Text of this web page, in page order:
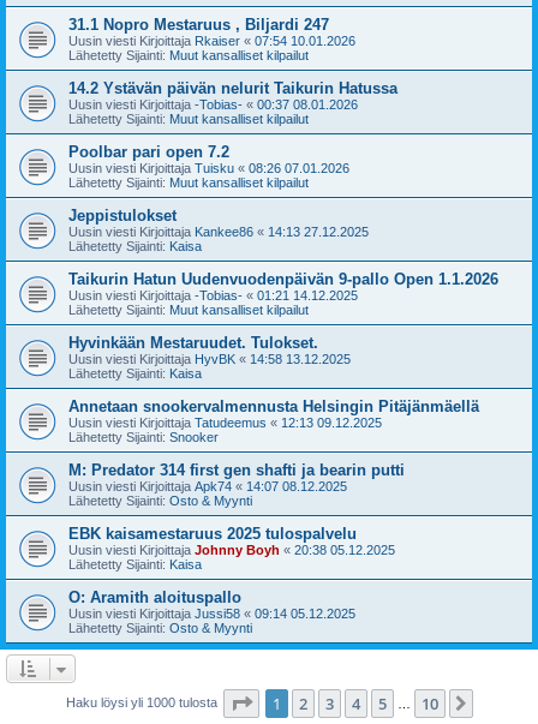
31.1 Nopro Mestaruus , Biljardi 247
Uusin viesti Kirjoittaja Rkaiser « 07:54 10.01.2026
Lähetetty Sijainti: Muut kansalliset kilpailut
14.2 Ystävän päivän nelurit Taikurin Hatussa
Uusin viesti Kirjoittaja -Tobias- « 00:37 08.01.2026
Lähetetty Sijainti: Muut kansalliset kilpailut
Poolbar pari open 7.2
Uusin viesti Kirjoittaja Tuisku « 08:26 07.01.2026
Lähetetty Sijainti: Muut kansalliset kilpailut
Jeppistulokset
Uusin viesti Kirjoittaja Kankee86 « 14:13 27.12.2025
Lähetetty Sijainti: Kaisa
Taikurin Hatun Uudenvuodenpäivän 9-pallo Open 1.1.2026
Uusin viesti Kirjoittaja -Tobias- « 01:21 14.12.2025
Lähetetty Sijainti: Muut kansalliset kilpailut
Hyvinkään Mestaruudet. Tulokset.
Uusin viesti Kirjoittaja HyvBK « 14:58 13.12.2025
Lähetetty Sijainti: Kaisa
Annetaan snookervalmennusta Helsingin Pitäjänmäellä
Uusin viesti Kirjoittaja Tatudeemus « 12:13 09.12.2025
Lähetetty Sijainti: Snooker
M: Predator 314 first gen shafti ja bearin putti
Uusin viesti Kirjoittaja Apk74 « 14:07 08.12.2025
Lähetetty Sijainti: Osto & Myynti
EBK kaisamestaruus 2025 tulospalvelu
Uusin viesti Kirjoittaja Johnny Boyh « 20:38 05.12.2025
Lähetetty Sijainti: Kaisa
O: Aramith aloituspallo
Uusin viesti Kirjoittaja Jussi58 « 09:14 05.12.2025
Lähetetty Sijainti: Osto & Myynti
Haku löysi yli 1000 tulosta Sivu /10
1 2 3 4 5 10